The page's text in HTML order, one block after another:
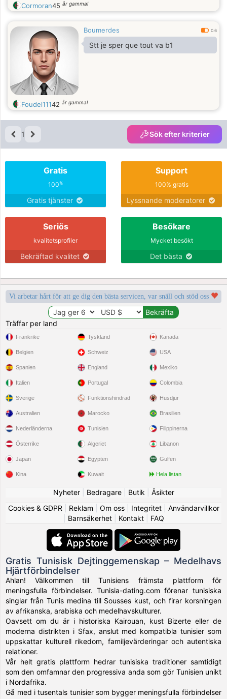
Cormoran45 år gammal
Boumerdes 0.6
Stt je sper que tout va b1
Foudel11142 år gammal
1 Sök efter kriterier
Gratis
100%
Gratis tjänster
Support
100% gratis
Lyssnande moderatorer
Seriös
kvalitetsprofiler
Bekräftad kvalitet
Besökare
Mycket besökt
Det bästa
Vi arbetar hårt för att ge dig den bästa servicen, var snäll och stöd oss
Träffar per land
Frankrike
Belgien
Spanien
Italien
Sverige
Tyskland
Schweiz
England
Portugal
Funktionshindrad
Kanada
USA
Mexiko
Colombia
Husdjur
Australien
Nederländerna
Österrike
Japan
Kina
Marocko
Tunisien
Algeriet
Egypten
Kuwait
Brasilien
Filippinerna
Libanon
Gulfen
Hela listan
Nyheter| Bedragare| Butik
Åsikter
Cookies & GDPR
Reklam Om oss| Integritet| Användarvillkor
Barnsäkerhet| Kontakt| FAQ
Gratis Tunisisk Dejtinggemenskap – Medelhavs
Hjärtförbindelser
Ahlan! Välkommen till Tunisiens främsta plattform för
meningsfulla förbindelser. Tunisia-dating.com förenar tunisiska
singlar från Tunis medina till Sousses kust, och firar korsningen
av afrikanska, arabiska och medelhavskulturer.
Oavsett om du är i historiska Kairouan, kust Bizerte eller de
moderna distrikten i Sfax, anslut med kompatibla tunisier som
uppskattar kulturell rikedom, familjevärderingar och autentiska
relationer.
Vår helt gratis plattform hedrar tunisiska traditioner samtidigt
som den omfamnar den progressiva anda som gör Tunisien unikt
i Nordafrika.
Gå med i tusentals tunisier som bygger meningsfulla förbindelser